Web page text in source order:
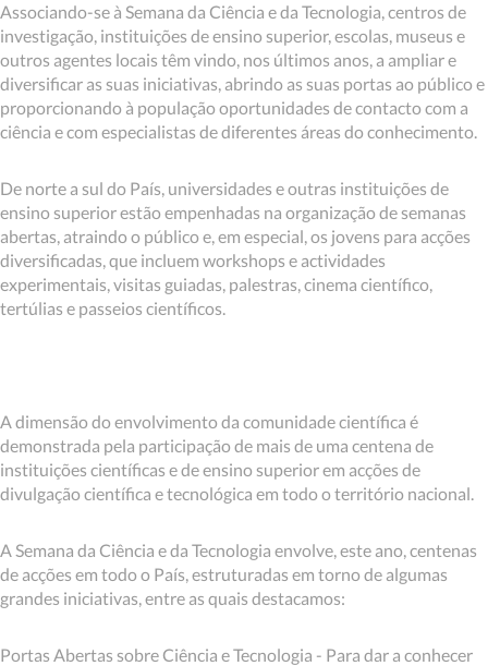
Associando-se à Semana da Ciência e da Tecnologia, centros de
investigação, instituições de ensino superior, escolas, museus e
outros agentes locais têm vindo, nos últimos anos, a ampliar e
diversificar as suas iniciativas, abrindo as suas portas ao público e
proporcionando à população oportunidades de contacto com a
ciência e com especialistas de diferentes áreas do conhecimento.
De norte a sul do País, universidades e outras instituições de
ensino superior estão empenhadas na organização de semanas
abertas, atraindo o público e, em especial, os jovens para acções
diversificadas, que incluem workshops e actividades
experimentais, visitas guiadas, palestras, cinema científico,
tertúlias e passeios científicos.
A dimensão do envolvimento da comunidade científica é
demonstrada pela participação de mais de uma centena de
instituições científicas e de ensino superior em acções de
divulgação científica e tecnológica em todo o território nacional.
A Semana da Ciência e da Tecnologia envolve, este ano, centenas
de acções em todo o País, estruturadas em torno de algumas
grandes iniciativas, entre as quais destacamos:
Portas Abertas sobre Ciência e Tecnologia - Para dar a conhecer